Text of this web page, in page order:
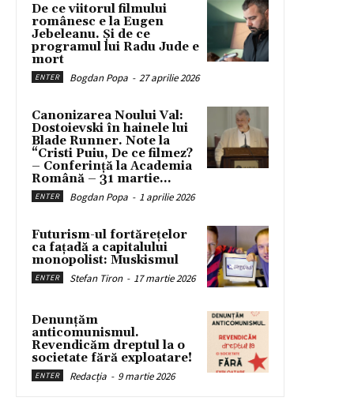
De ce viitorul filmului
românesc e la Eugen
Jebeleanu. Și de ce
programul lui Radu Jude e
mort
ENTER Bogdan Popa - 27 aprilie 2026
Canonizarea Noului Val:
Dostoievski în hainele lui
Blade Runner. Note la
“Cristi Puiu, De ce filmez?
– Conferință la Academia
Română – 31 martie...
ENTER Bogdan Popa - 1 aprilie 2026
Futurism-ul fortărețelor
ca fațadă a capitalului
monopolist: Muskismul
ENTER Stefan Tiron - 17 martie 2026
Denunțăm
anticomunismul.
Revendicăm dreptul la o
societate fără exploatare!
ENTER Redacția - 9 martie 2026